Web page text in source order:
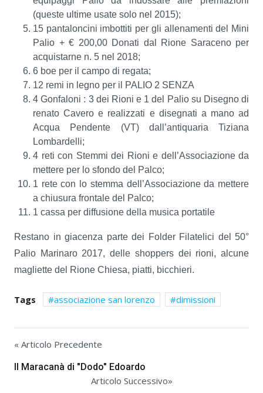
(queste ultime usate solo nel 2015);
15 pantaloncini imbottiti per gli allenamenti del Mini
Palio + € 200,00 Donati dal Rione Saraceno per
acquistarne n. 5 nel 2018;
6 boe per il campo di regata;
12 remi in legno per il PALIO 2 SENZA
4 Gonfaloni : 3 dei Rioni e 1 del Palio su Disegno di
renato Cavero e realizzati e disegnati a mano ad
Acqua Pendente (VT) dall’antiquaria Tiziana
Lombardelli;
4 reti con Stemmi dei Rioni e dell’Associazione da
mettere per lo sfondo del Palco;
1 rete con lo stemma dell’Associazione da mettere
a chiusura frontale del Palco;
1 cassa per diffusione della musica portatile
Restano in giacenza parte dei Folder Filatelici del 50°
Palio Marinaro 2017, delle shoppers dei rioni, alcune
magliette del Rione Chiesa, piatti, bicchieri.
Tags associazione san lorenzo dimissioni
« Articolo Precedente
Il Maracanà di "Dodo" Edoardo
Articolo Successivo»